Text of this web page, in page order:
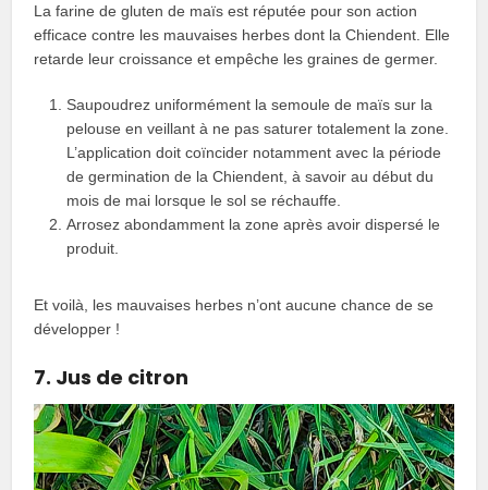
La farine de gluten de maïs est réputée pour son action
efficace contre les mauvaises herbes dont la Chiendent. Elle
retarde leur croissance et empêche les graines de germer.
Saupoudrez uniformément la semoule de maïs sur la
pelouse en veillant à ne pas saturer totalement la zone.
L’application doit coïncider notamment avec la période
de germination de la Chiendent, à savoir au début du
mois de mai lorsque le sol se réchauffe.
Arrosez abondamment la zone après avoir dispersé le
produit.
Et voilà, les mauvaises herbes n’ont aucune chance de se
développer !
7. Jus de citron